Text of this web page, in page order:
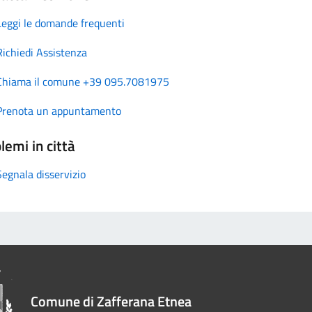
le domande frequenti
Assistenza
il comune +39 095.7081975
un appuntamento
in città
disservizio
Comune di Zafferana Etnea